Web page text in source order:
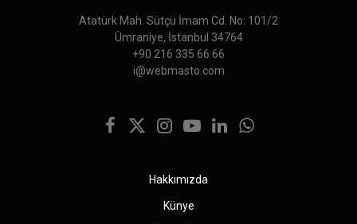
Atatürk Mah. Sütçü İmam Cd. No: 101/2
Ümraniye, İstanbul 34764
+90 216 335 66 66
i@webmasto.com
Facebook
X
Instagram
YouTubeLinkedInWhatsApp
Hakkımızda
Künye